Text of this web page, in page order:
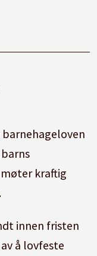
kraftig
innen fristen
å lovfeste